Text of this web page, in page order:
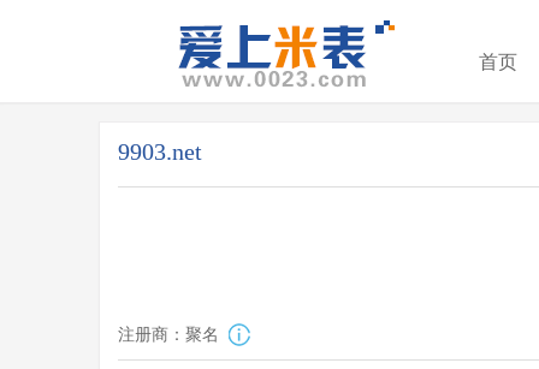
首页
9903.net
注册商：聚名